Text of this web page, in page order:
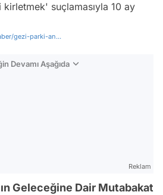
kirletmek' suçlamasıyla 10 ay
gezi-parki-an...
Devamı Aşağıda
Reklam
Geleceğine Dair Mutabakat